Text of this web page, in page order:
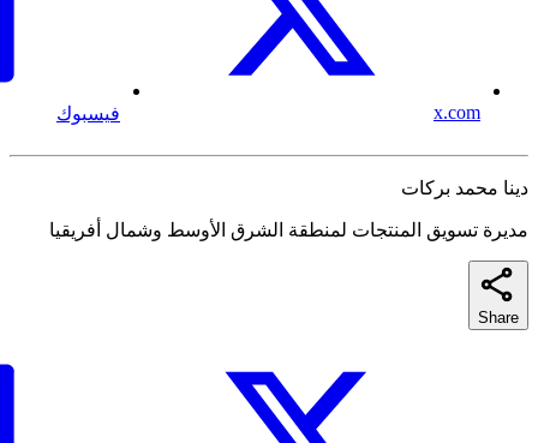
x.com فيسبوك
دينا محمد بركات
مديرة تسويق المنتجات لمنطقة الشرق الأوسط وشمال أفريقيا
Share